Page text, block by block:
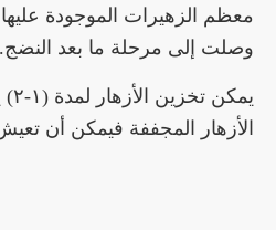
معظم الزهيرات الموجودة
وصلت إلى مرحلة ما بعد النضج.
يمكن تخزين
الأزهار المجففة فيمكن أن